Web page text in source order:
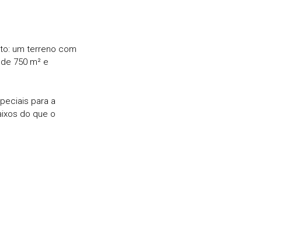
um terreno com
750 m² e
para a
do que o